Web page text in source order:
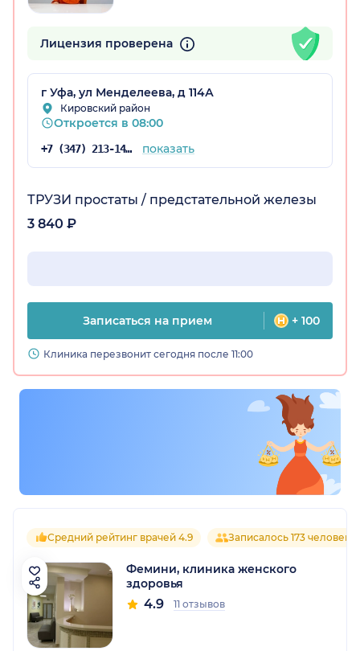
Лицензия проверена
г Уфа, ул Менделеева, д 114А
Кировский район
Откроется в 08:00
+7 (347) 213-14-72 показать
ТРУЗИ простаты / предстательной железы
3 840 ₽
Записаться на прием + 100
Клиника перезвонит сегодня после 11:00
Средний рейтинг врачей 4.9 Записалось 173 человека
Фемини, клиника женского
здоровья
4.9 11 отзывов